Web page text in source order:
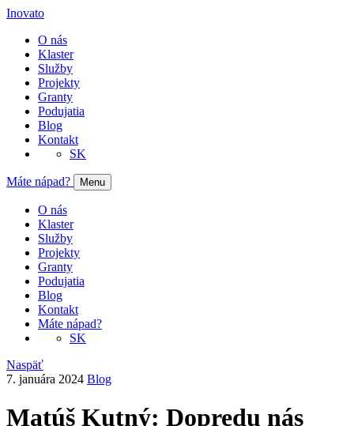
Inovato
O nás
Klaster
Služby
Projekty
Granty
Podujatia
Blog
Kontakt
SK
Máte nápad? Menu
O nás
Klaster
Služby
Projekty
Granty
Podujatia
Blog
Kontakt
Máte nápad?
SK
Naspäť
7. januára 2024 Blog
Matúš Kutný: Dopredu nás